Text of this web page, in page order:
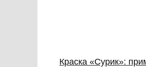
Краска «Сурик»: